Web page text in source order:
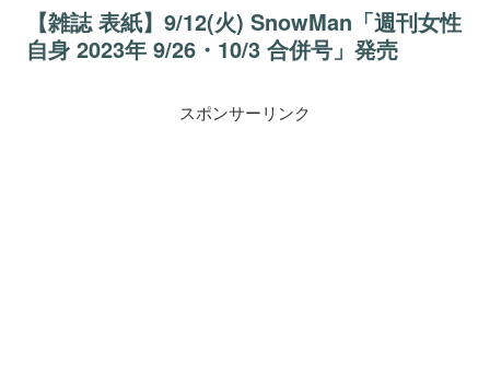
【雑誌 表紙】9/12(火) SnowMan「週刊女性
自身 2023年 9/26・10/3 合併号」発売
スポンサーリンク